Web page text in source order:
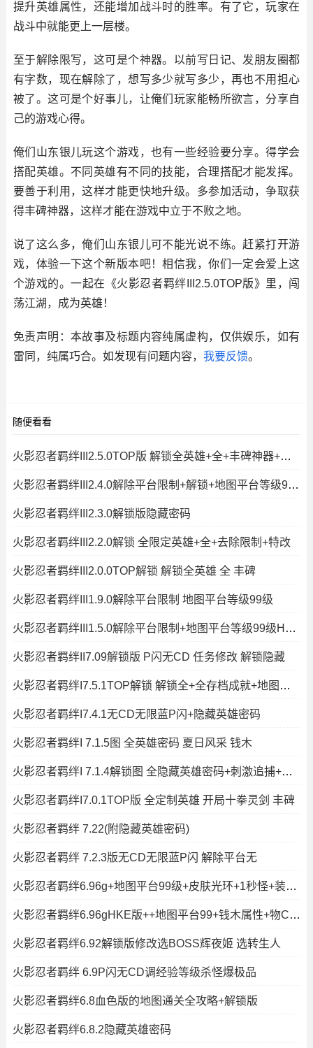
提升英雄属性，还能增加战斗时的胜率。有了它，玩家在
战斗中就能更上一层楼。
至于解除限写，这可是个神器。以前写日记、发朋友圈都
有字数，现在解除了，想写多少就写多少，再也不用担心
被了。这可是个好事儿，让俺们玩家能畅所欲言，分享自
己的游戏心得。
俺们山东银儿玩这个游戏，也有一些经验要分享。得学会
搭配英雄。不同英雄有不同的技能，合理搭配才能发挥。
要善于利用，这样才能更快地升级。多参加活动，争取获
得丰碑神器，这样才能在游戏中立于不败之地。
说了这么多，俺们山东银儿可不能光说不练。赶紧打开游
戏，体验一下这个新版本吧！相信我，你们一定会爱上这
个游戏的。一起在《火影忍者羁绊III2.5.0TOP版》里，闯
荡江湖，成为英雄！
免责声明：本故事及标题内容纯属虚构，仅供娱乐，如有
雷同，纯属巧合。如发现有问题内容， 我要反馈。
随便看看
火影忍者羁绊III2.5.0TOP版 解锁全英雄+全+丰碑神器+解除限
火影忍者羁绊III2.4.0解除平台限制+解锁+地图平台等级99级
火影忍者羁绊III2.3.0解锁版隐藏密码
火影忍者羁绊III2.2.0解锁 全限定英雄+全+去除限制+特改
火影忍者羁绊III2.0.0TOP解锁 解锁全英雄 全 丰碑
火影忍者羁绊III1.9.0解除平台限制 地图平台等级99级
火影忍者羁绊III1.5.0解除平台限制+地图平台等级99级HKE地图
火影忍者羁绊II7.09解锁版 P闪无CD 任务修改 解锁隐藏
火影忍者羁绊I7.5.1TOP解锁 解锁全+全存档成就+地图等级99+全屏
火影忍者羁绊I7.4.1无CD无限蓝P闪+隐藏英雄密码
火影忍者羁绊I 7.1.5图 全英雄密码 夏日风采 钱木
火影忍者羁绊I 7.1.4解锁图 全隐藏英雄密码+刺激追捕+极致怪+夏日
火影忍者羁绊I7.0.1TOP版 全定制英雄 开局十拳灵剑 丰碑
火影忍者羁绊 7.22(附隐藏英雄密码)
火影忍者羁绊 7.2.3版无CD无限蓝P闪 解除平台无
火影忍者羁绊6.96g+地图平台99级+皮肤光环+1秒怪+装备限制+
火影忍者羁绊6.96gHKE版++地图平台99+钱木属性+物CD无限
火影忍者羁绊6.92解锁版修改选BOSS辉夜姬 选转生人
火影忍者羁绊 6.9P闪无CD调经验等级杀怪爆极品
火影忍者羁绊6.8血色版的地图通关全攻略+解锁版
火影忍者羁绊6.8.2隐藏英雄密码